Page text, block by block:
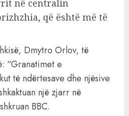
në centralin
që është më të
Dmytro Orlov, të
“Granatimet e
të ndërtesave dhe njësive
një zjarr në
BBC.